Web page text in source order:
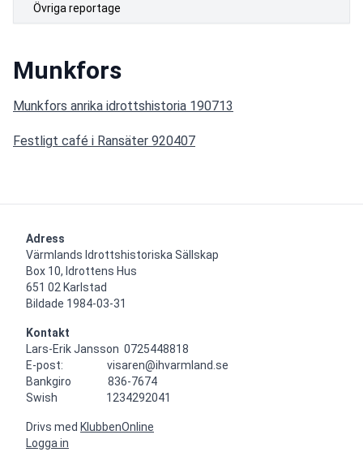
Övriga reportage
Munkfors
Munkfors anrika idrottshistoria 190713
Festligt café i Ransäter 920407
Adress
Värmlands Idrottshistoriska Sällskap
Box 10, Idrottens Hus
651 02 Karlstad
Bildade 1984-03-31
Kontakt
Lars-Erik Jansson  0725448818
E-post:                  visaren@ihvarmland.se
Bankgiro               836-7674
Swish                    1234292041
Drivs med KlubbenOnline
Logga in